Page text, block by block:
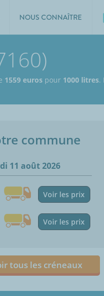
NOUS CONNAÎTRE
1559 euros pour 1000 litres.
commune
11 août 2026
Voir les prix
Voir les prix
tous les créneaux